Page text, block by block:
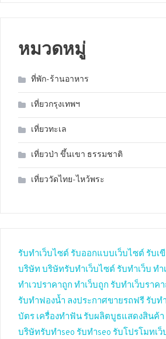
หมวดหมู่
ที่พัก-ร้านอาหาร
เที่ยวกรุงเทพฯ
เที่ยวทะเล
เที่ยวป่า ขึ้นเขา ธรรมชาติ
เที่ยววัดไทย-ไหว้พระ
รับทำเว็บไซต์ รับออกแบบเว็บไซต์ รับเ
บริษัท บริษัทรับทำเว็บไซต์ รับทำเว็บ ทำ
ทำเวปราคาถูก ทำเว็บถูก รับทำเว็บราค
รับทำฟองน้ำ ลงประกาศขายรถฟรี รับท
บัตร เครื่องทำฟัน รับผลิตบูธแสดงสินค้า
บริษัทรับทำseo รับทำseo รับโปรโมทเว็